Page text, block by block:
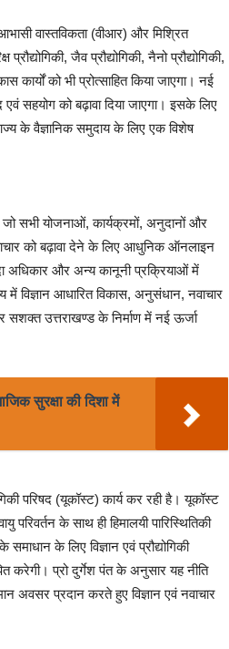
वास्तविकता (वीआर) और मिश्रित
जैव प्रौद्योगिकी, नैनो प्रौद्योगिकी,
को भी प्रोत्साहित किया जाएगा। नई
सहयोग को बढ़ावा दिया जाएगा। इसके लिए
के वैज्ञानिक समुदाय के लिए एक विशेष
जो सभी योजनाओं, कार्यक्रमों, अनुदानों और
को बढ़ावा देने के लिए आधुनिक ऑनलाइन
अधिकार और अन्य कानूनी प्रक्रियाओं में
में विज्ञान आधारित विकास, अनुसंधान, नवाचार
सशक्त उत्तराखण्ड के निर्माण में नई ऊर्जा
सुरक्षा की दिशा में
परिषद (यूकॉस्ट) कार्य कर रही है। यूकॉस्ट
के साथ ही हिमालयी पारिस्थितिकी
के लिए विज्ञान एवं प्रौद्योगिकी
करेगी। प्रो दुर्गेश पंत के अनुसार यह नीति
अवसर प्रदान करते हुए विज्ञान एवं नवाचार